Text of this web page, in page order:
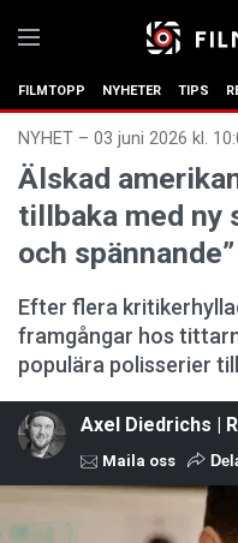
FILMTOPP NYHETER TIPS
NYHET – 03 juni 2026 kl.
Älskad
tillbaka med ny
och spännande”
Efter flera
framgångar hos
populära polisserier
Axel Diedrichs |
Maila oss